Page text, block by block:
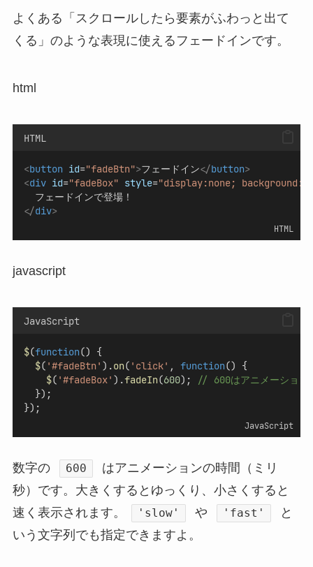
よくある「スクロールしたら要素がふわっと出て
くる」のような表現に使えるフェードインです。
html
HTML
<button id="fadeBtn">フェードイン</button>
<div id="fadeBox" style="display:none;
  フェードインで登場！
</div>
HTML
javascript
JavaScript
$(function() {
$( '#fadeBtn' ).on( 'click' , function() {
$( '#fadeBox' ).fadeIn(600);
// 600はアニメーション
  });
});
JavaScript
数字の 600
はアニメーションの時間（ミリ
秒）です。大きくするとゆっくり、小さくすると
速く表示されます。
'slow' や 'fast'
と
いう文字列でも指定できますよ。